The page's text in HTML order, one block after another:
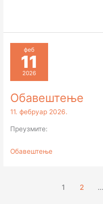
феб
11
2026
Обавештење
11. фебруар 2026.
Преузмите:
Обавештење
1 2 …